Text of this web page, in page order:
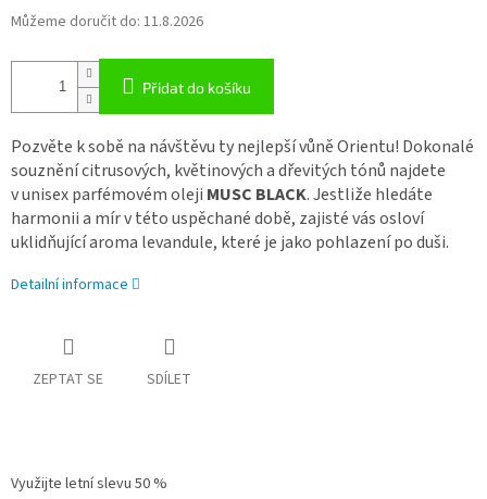
Můžeme doručit do: 11.8.2026
Přidat do košíku
Pozvěte k sobě na návštěvu ty nejlepší vůně Orientu! Dokonalé
souznění citrusových, květinových a dřevitých tónů najdete
v unisex parfémovém oleji MUSC BLACK. Jestliže hledáte
harmonii a mír v této uspěchané době, zajisté vás osloví
uklidňující aroma levandule, které je jako pohlazení po duši.
Detailní informace
ZEPTAT SE SDÍLET
Využijte letní slevu 50 %